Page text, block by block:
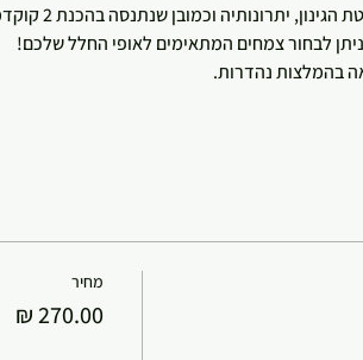
וכמובן שנתנסה בהכנת 2 קוקדמות במו ידינו!
לבחור צמחים המתאימים לאופי החלל שלכם!
מחיר